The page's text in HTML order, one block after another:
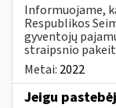
Informuojame,
Respublikos
gyventojų
straipsnio
Metai: 2022
Jeigu